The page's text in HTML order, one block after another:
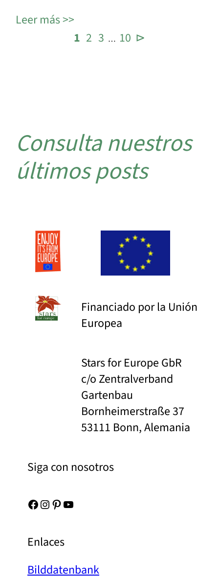
Leer más
1 2 3 … 10 ⊳
Consulta nuestros
últimos posts
Financiado por la Unión
Europea
Stars for Europe GbR
c/o Zentralverband
Gartenbau
Bornheimerstraße 37
53111 Bonn, Alemania
Siga con nosotros
Facebook Instagram Pinterest YouTube
Enlaces
Bilddatenbank